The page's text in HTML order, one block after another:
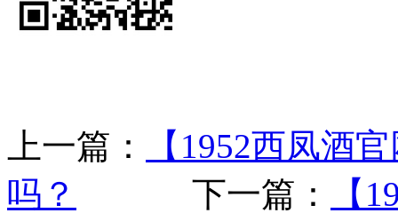
上一篇：
【1952西凤酒
吗？
下一篇：
【